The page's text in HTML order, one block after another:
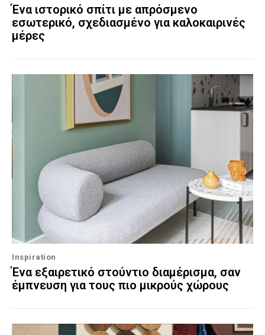
Ένα ιστορικό σπίτι με απρόσμενο
εσωτερικό, σχεδιασμένο για καλοκαιρινές
μέρες
Inspiration
Ένα εξαιρετικό στούντιο διαμέρισμα, σαν
έμπνευση για τους πιο μικρούς χώρους